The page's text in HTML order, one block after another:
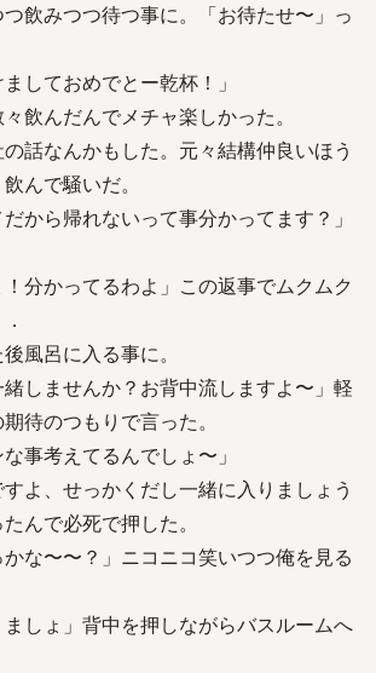
飲みつつ待つ事に。「お待たせ〜」っ
しておめでとー乾杯！」
飲んだんでメチャ楽しかった。
話なんかもした。元々結構仲良いほう
んで騒いだ。
だから帰れないって事分かってます？」
！分かってるわよ」この返事でムクムク
風呂に入る事に。
しませんか？お背中流しますよ〜」軽
待のつもりで言った。
事考えてるんでしょ〜」
すよ、せっかくだし一緒に入りましょう
んで必死で押した。
かな〜〜？」ニコニコ笑いつつ俺を見る
ましょ」背中を押しながらバスルームへ